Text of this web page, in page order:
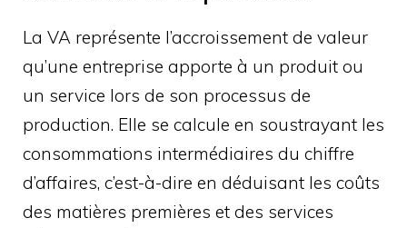
La VA représente l’accroissement de valeur
qu’une entreprise apporte à un produit ou
un service lors de son processus de
production. Elle se calcule en soustrayant les
consommations intermédiaires du chiffre
d’affaires, c’est-à-dire en déduisant les coûts
des matières premières et des services